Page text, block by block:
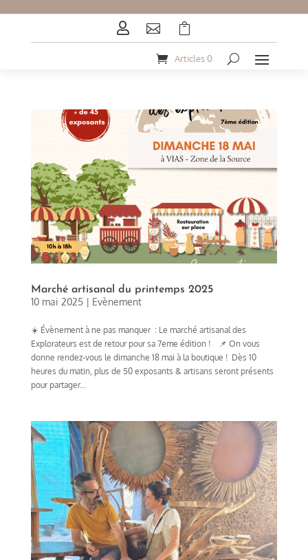
  
Articles 0
Marché artisanal du printemps 2025
10 mai 2025| Evènement
☀️ Évènement à ne pas manquer : Le marché artisanal des
Explorateurs est de retour pour sa 7eme édition ! 📌 On vous
donne rendez-vous le dimanche 18 mai à la boutique ! Dès 10
heures du matin, plus de 50 exposants & artisans seront présents
pour partager...